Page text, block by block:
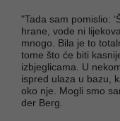
"Tada sam pomislio:
hrane, vode ni
mnogo. Bila je to
tome što će biti
izbjeglicama. U
ispred ulaza u bazu,
oko nje. Mogli smo
der Berg.